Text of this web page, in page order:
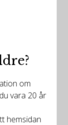
om
vara 20 år
hemsidan